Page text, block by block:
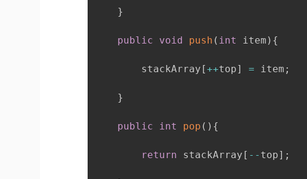
}
public void push ( int item ) {
        stackArray
[++top] = item ;
}
public int pop ( ) {
return stackArray [ -- top] ;